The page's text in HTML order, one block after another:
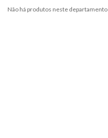
OF
KINGS
Não há produtos neste departamento